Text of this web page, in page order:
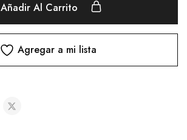
Añadir Al Carrito
Agregar a mi lista